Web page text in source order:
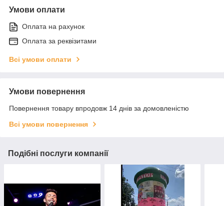
Умови оплати
Оплата на рахунок
Оплата за реквізитами
Всі умови оплати
Умови повернення
Повернення товару впродовж 14 днів за домовленістю
Всі умови повернення
Подібні послуги компанії